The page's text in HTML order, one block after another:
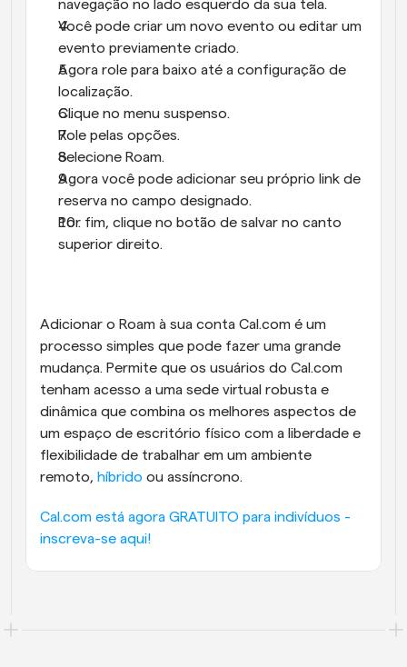
navegação no lado esquerdo da sua tela.
Você pode criar um novo evento ou editar um
evento previamente criado.
Agora role para baixo até a configuração de
localização.
Clique no menu suspenso.
Role pelas opções.
Selecione Roam.
Agora você pode adicionar seu próprio link de
reserva no campo designado.
Por fim, clique no botão de salvar no canto
superior direito.
Adicionar o Roam à sua conta Cal.com é um
processo simples que pode fazer uma grande
mudança. Permite que os usuários do Cal.com
tenham acesso a uma sede virtual robusta e
dinâmica que combina os melhores aspectos de
um espaço de escritório físico com a liberdade e
flexibilidade de trabalhar em um ambiente
remoto, híbrido ou assíncrono.
Cal.com está agora GRATUITO para indivíduos -
inscreva-se aqui!